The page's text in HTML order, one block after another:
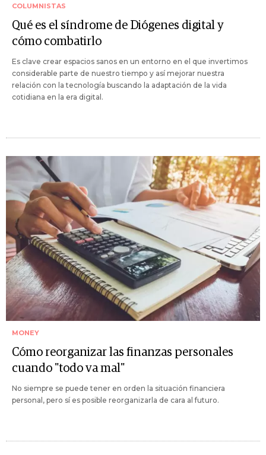
COLUMNISTAS
Qué es el síndrome de Diógenes digital y
cómo combatirlo
Es clave crear espacios sanos en un entorno en el que invertimos
considerable parte de nuestro tiempo y así mejorar nuestra
relación con la tecnología buscando la adaptación de la vida
cotidiana en la era digital.
MONEY
Cómo reorganizar las finanzas personales
cuando "todo va mal"
No siempre se puede tener en orden la situación financiera
personal, pero sí es posible reorganizarla de cara al futuro.